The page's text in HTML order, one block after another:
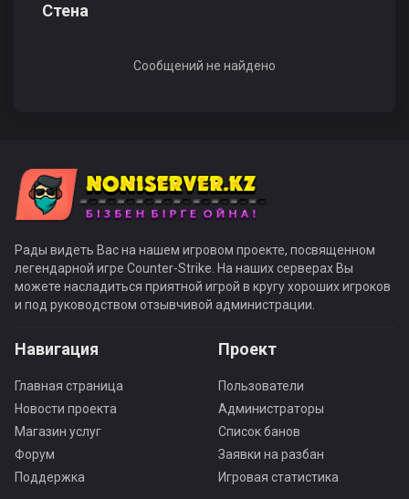
Стена
Сообщений не найдено
Рады видеть Вас на нашем игровом проекте, посвященном
легендарной игре Counter-Strike. На наших серверах Вы
можете насладиться приятной игрой в кругу хороших игроков
и под руководством отзывчивой администрации.
Навигация
Главная страница
Новости проекта
Магазин услуг
Форум
Поддержка
Проект
Пользователи
Администраторы
Список банов
Заявки на разбан
Игровая статистика